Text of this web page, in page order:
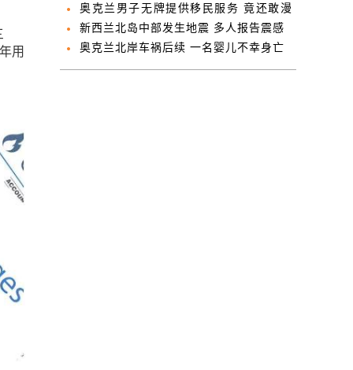
用
生另一起火灾
奥克兰男子无牌提供移民服务 竟还敢漫
天要价？
新西兰北岛中部发生地震 多人报告震感
奥克兰北岸车祸后续 一名婴儿不幸身亡